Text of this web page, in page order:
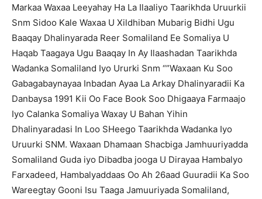
Markaa Waxaa Leeyahay Ha La Ilaaliyo Taarikhda Uruurkii
Snm Sidoo Kale Waxaa U Xildhiban Mubarig Bidhi Ugu
Baaqay Dhalinyarada Reer Somaliland Ee Somaliya U
Haqab Taagaya Ugu Baaqay In Ay Ilaashadan Taarikhda
Wadanka Somaliland Iyo Ururki Snm “”Waxaan Ku Soo
Gabagabaynayaa Inbadan Ayaa La Arkay Dhalinyaradii Ka
Danbaysa 1991 Kii Oo Face Book Soo Dhigaaya Farmaajo
Iyo Calanka Somaliya Waxay U Bahan Yihin
Dhalinyaradasi In Loo SHeego Taarikhda Wadanka Iyo
Uruurki SNM. Waxaan Dhamaan Shacbiga Jamhuuriyadda
Somaliland Guda iyo Dibadba jooga U Dirayaa Hambalyo
Farxadeed, Hambalyaddaas Oo Ah 26aad Guuradii Ka Soo
Wareegtay Gooni Isu Taaga Jamuuriyada Somaliland,